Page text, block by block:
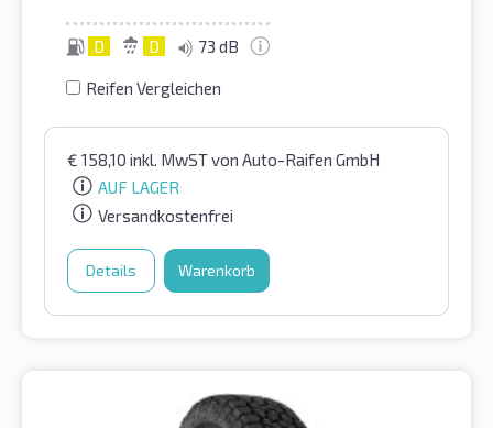
D D 73 dB
Reifen Vergleichen
€ 158,10 inkl. MwSTvon Auto-Raifen GmbH
AUF LAGER
Versandkostenfrei
Details Warenkorb